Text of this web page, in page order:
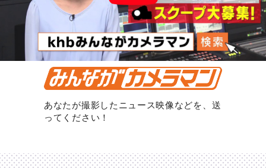
あなたが撮影したニュース映像などを、送
ってください！